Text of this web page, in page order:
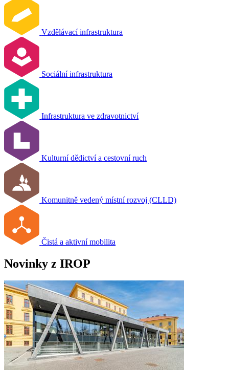
Vzdělávací infrastruktura
Sociální infrastruktura
Infrastruktura ve zdravotnictví
Kulturní dědictví a cestovní ruch
Komunitně vedený místní rozvoj (CLLD)
Čistá a aktivní mobilita
Novinky z IROP